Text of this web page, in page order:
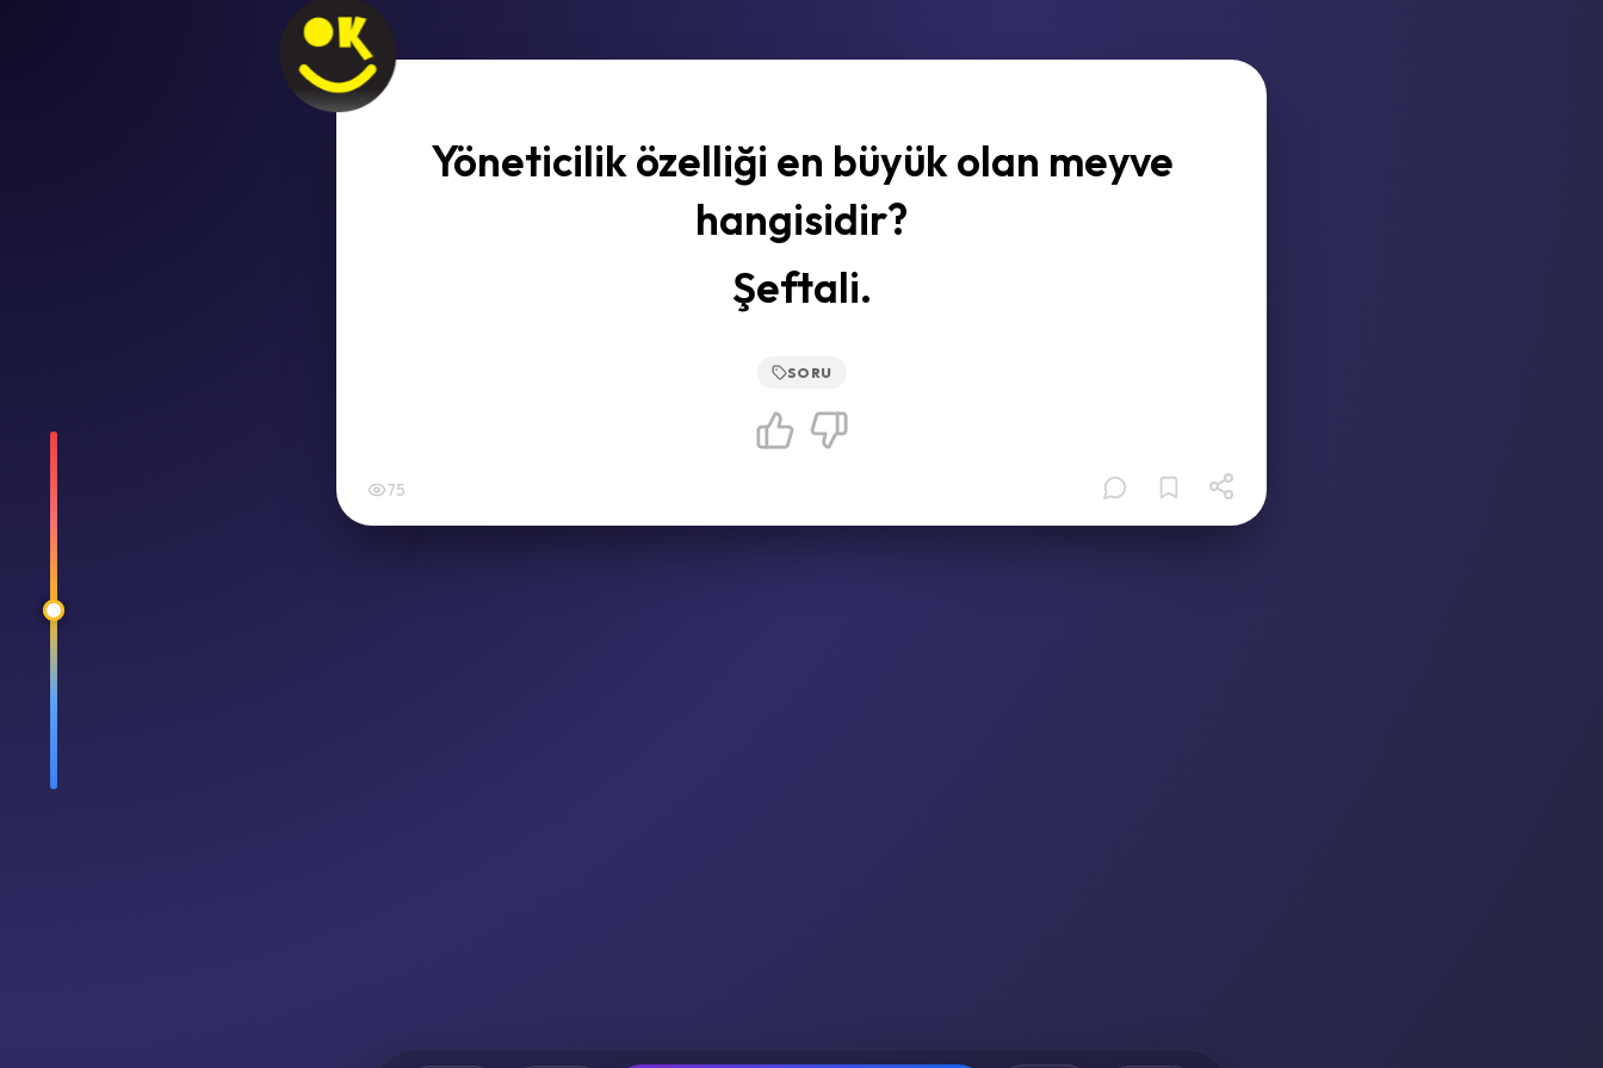
Yöneticilik özelliği en büyük olan meyve
hangisidir?
Şeftali.
SORU
75